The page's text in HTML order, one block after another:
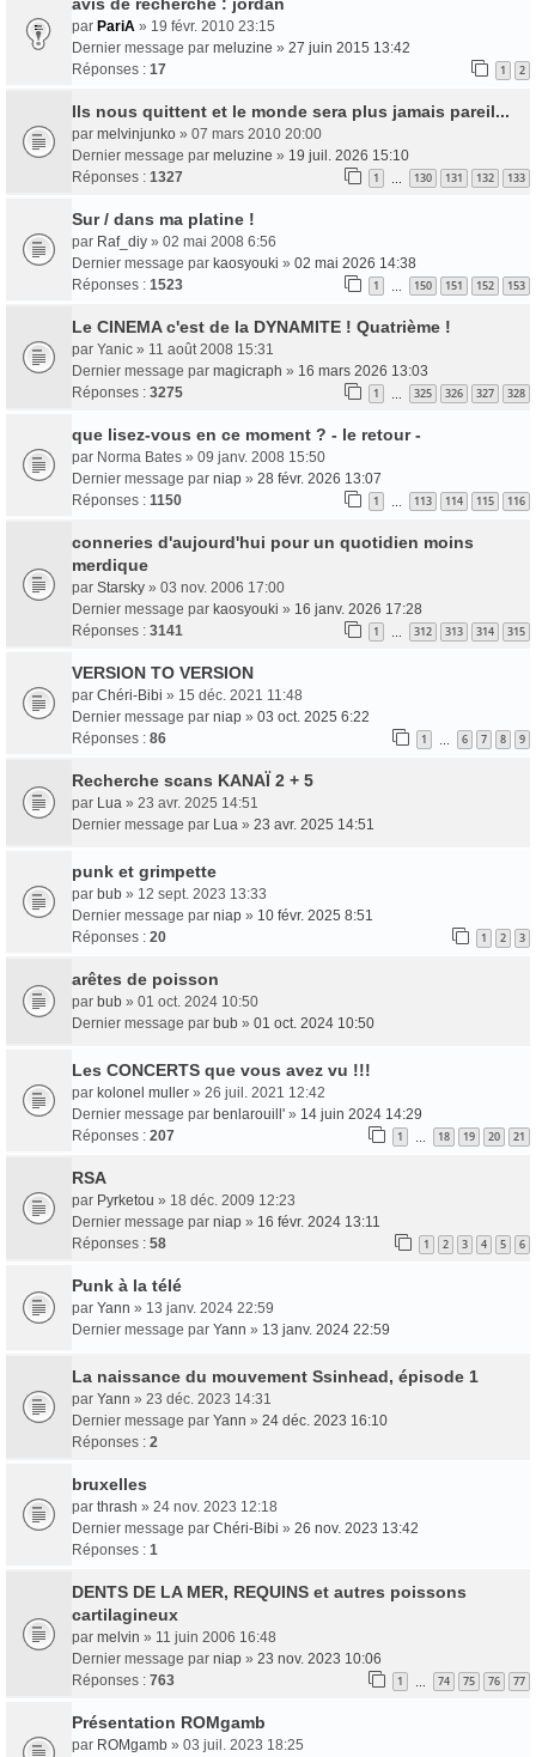
par PariA » 19 févr. 2010 23:15
Dernier message par meluzine » 27 juin 2015 13:42
Réponses : 17 1 2
Ils nous quittent et le monde sera plus jamais pareil...
par melvinjunko » 07 mars 2010 20:00
Dernier message par meluzine » 19 juil. 2026 15:10
Réponses : 1327 1 130 131 132 133
Sur / dans ma platine !
par Raf_diy » 02 mai 2008 6:56
Dernier message par kaosyouki » 02 mai 2026 14:38
Réponses : 1523 1 150 151 152 153
Le CINEMA c'est de la DYNAMITE ! Quatrième !
par Yanic » 11 août 2008 15:31
Dernier message par magicraph » 16 mars 2026 13:03
Réponses : 3275 1 325 326 327 328
que lisez-vous en ce moment ? - le retour -
par Norma Bates » 09 janv. 2008 15:50
Dernier message par niap » 28 févr. 2026 13:07
Réponses : 1150 1 113 114 115 116
conneries d'aujourd'hui pour un quotidien moins
merdique
par Starsky » 03 nov. 2006 17:00
Dernier message par kaosyouki » 16 janv. 2026 17:28
Réponses : 3141 1 312 313 314 315
VERSION TO VERSION
par Chéri-Bibi » 15 déc. 2021 11:48
Dernier message par niap » 03 oct. 2025 6:22
Réponses : 86 1 6 7 8 9
Recherche scans KANAÏ 2 + 5
par Lua » 23 avr. 2025 14:51
Dernier message par Lua » 23 avr. 2025 14:51
punk et grimpette
par bub » 12 sept. 2023 13:33
Dernier message par niap » 10 févr. 2025 8:51
Réponses : 20 1 2 3
arêtes de poisson
par bub » 01 oct. 2024 10:50
Dernier message par bub » 01 oct. 2024 10:50
Les CONCERTS que vous avez vu !!!
par kolonel muller » 26 juil. 2021 12:42
Dernier message par benlarouill' » 14 juin 2024 14:29
Réponses : 207 1 18 19 20 21
RSA
par Pyrketou » 18 déc. 2009 12:23
Dernier message par niap » 16 févr. 2024 13:11
Réponses : 58 1 2 3 4 5 6
Punk à la télé
par Yann » 13 janv. 2024 22:59
Dernier message par Yann » 13 janv. 2024 22:59
La naissance du mouvement Ssinhead, épisode 1
par Yann » 23 déc. 2023 14:31
Dernier message par Yann » 24 déc. 2023 16:10
Réponses : 2
bruxelles
par thrash » 24 nov. 2023 12:18
Dernier message par Chéri-Bibi » 26 nov. 2023 13:42
Réponses : 1
DENTS DE LA MER, REQUINS et autres poissons
cartilagineux
par melvin » 11 juin 2006 16:48
Dernier message par niap » 23 nov. 2023 10:06
Réponses : 763 1 74 75 76 77
Présentation ROMgamb
par ROMgamb » 03 juil. 2023 18:25